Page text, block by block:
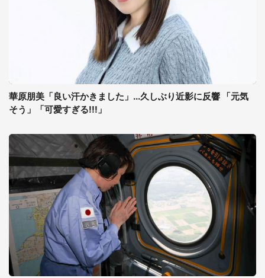
華原朋美「良い汗かきました」...久しぶり近影に反響 「元気
そう」「可愛すぎる!!!」